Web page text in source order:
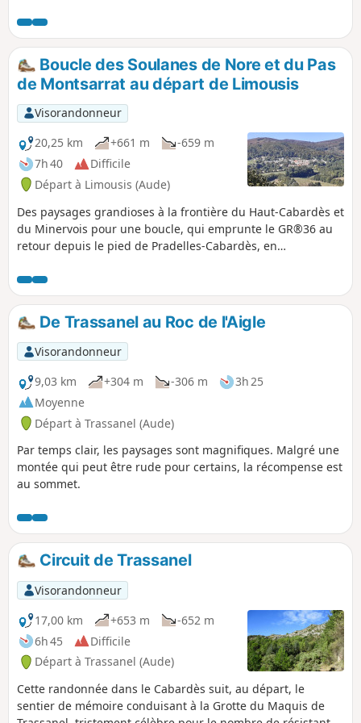
Elle se fait principalement en forêts de
hêtres avec des débouchés sur des
landes offrant de superbes panoramas,
au Sud sur la chaîne des Pyrénées et au
Nord sur l'Espinouse. Outre le Pic de
Nore d'où la vue à 360° est grandiose,
ce circuit permet de visiter la "Cabane
d'Hélène" des menhirs, et les fameuses
glacières de Pradelles.
Boucle des Soulanes de Nore et du Pas
de Montsarrat au départ de Limousis
Visorandonneur
20,25 km
+661 m
-659 m
7h 40
Difficile
Départ à Limousis (Aude)
Des paysages grandioses à la frontière du Haut-Cabardès et
du Minervois pour une boucle, qui emprunte le GR®36 au
retour depuis le pied de Pradelles-Cabardès, en
grandioses à couper le souffle, sauf celui de la Tramontane.
De Trassanel au Roc de l'Aigle
Visorandonneur
9,03 km
+304 m -306 m
3h 25
Moyenne
Départ à Trassanel (Aude)
Par temps clair, les paysages sont magnifiques. Malgré une
montée qui peut être rude pour certains, la récompense est
au sommet.
Circuit de Trassanel
Visorandonneur
17,00 km
+653 m
-652 m
6h 45
Difficile
Départ à Trassanel (Aude)
Cette randonnée dans le Cabardès suit, au départ, le
sentier de mémoire conduisant à la Grotte du Maquis de